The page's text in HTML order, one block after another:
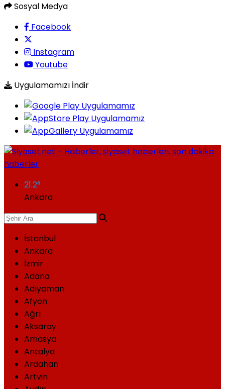
Sosyal Medya
Facebook
Instagram
Youtube
Uygulamamızı İndir
21.2°
Ankara
İstanbul
Ankara
İzmir
Adana
Adıyaman
Afyon
Ağrı
Aksaray
Amasya
Antalya
Ardahan
Artvin